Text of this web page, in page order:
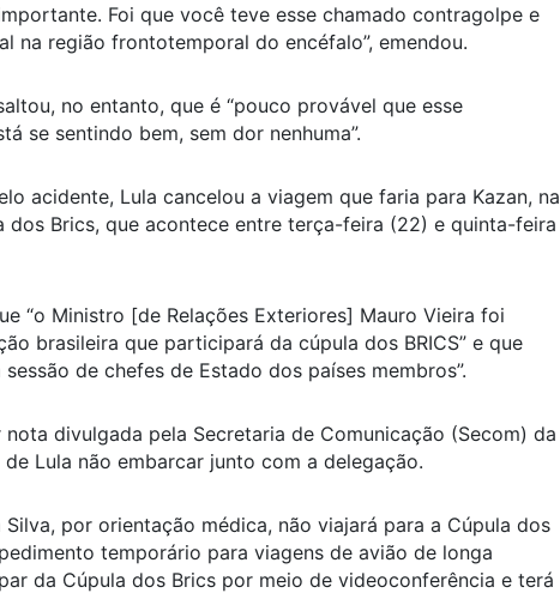
Foi que você teve esse chamado contragolpe e
na região frontotemporal do encéfalo”, emendou.
no entanto, que é “pouco provável que esse
se sentindo bem, sem dor nenhuma”.
acidente, Lula cancelou a viagem que faria para Kazan, na
dos Brics, que acontece entre terça-feira (22) e quinta-feira
“o Ministro [de Relações Exteriores] Mauro Vieira foi
brasileira que participará da cúpula dos BRICS” e que
de chefes de Estado dos países membros”.
divulgada pela Secretaria de Comunicação (Secom) da
Lula não embarcar junto com a delegação.
por orientação médica, não viajará para a Cúpula dos
temporário para viagens de avião de longa
da Cúpula dos Brics por meio de videoconferência e terá